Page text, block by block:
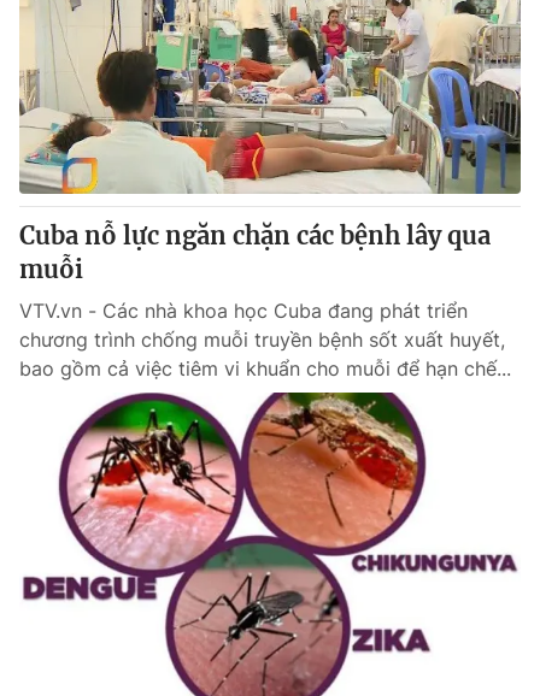
Cuba nỗ lực ngăn chặn các bệnh lây qua
muỗi
VTV.vn - Các nhà khoa học Cuba đang phát triển
chương trình chống muỗi truyền bệnh sốt xuất huyết,
bao gồm cả việc tiêm vi khuẩn cho muỗi để hạn chế...